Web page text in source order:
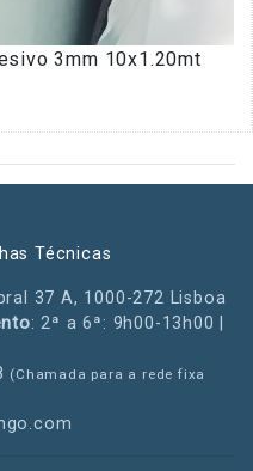
3mm 10x1.20mt
Técnicas
37 A, 1000-272 Lisboa
: 2ª a 6ª: 9h00-13h00 |
(Chamada para a rede fixa